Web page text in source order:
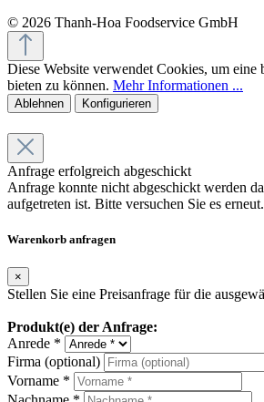
© 2026 Thanh-Hoa Foodservice GmbH
Diese Website verwendet Cookies, um eine
bieten zu können. Mehr Informationen ...
Ablehnen Konfigurieren
Anfrage erfolgreich abgeschickt
Anfrage konnte nicht abgeschickt werden
aufgetreten ist. Bitte versuchen Sie es erneut.
Warenkorb anfragen
×
Stellen Sie eine Preisanfrage für die
Produkt(e) der Anfrage:
Anrede *
Firma (optional)
Vorname *